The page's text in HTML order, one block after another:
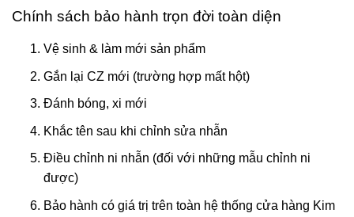
Chính sách bảo hành trọn đời toàn diện
Vệ sinh & làm mới sản phẩm
Gắn lại CZ mới (trường hợp mất hột)
Đánh bóng, xi mới
Khắc tên sau khi chỉnh sửa nhẫn
Điều chỉnh ni nhẫn (đối với những mẫu chỉnh ni
được)
Bảo hành có giá trị trên toàn hệ thống cửa hàng Kim